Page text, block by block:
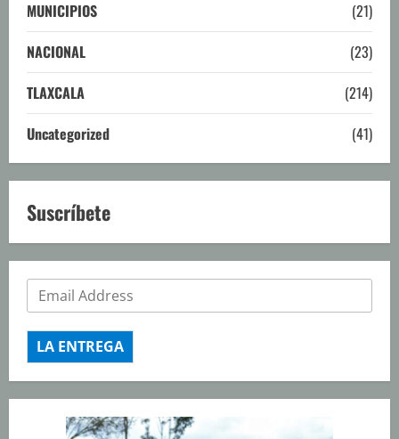
MUNICIPIOS
(21)
NACIONAL
(23)
TLAXCALA
(214)
Uncategorized
(41)
Suscríbete
LA ENTREGA